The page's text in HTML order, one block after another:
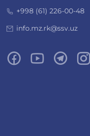
+998 (61) 226-00-48
info.mz.rk@ssv.uz